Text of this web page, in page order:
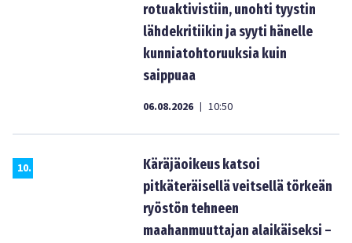
rotuaktivistiin, unohti tyystin
lähdekritiikin ja syyti hänelle
kunniatohtoruuksia kuin
saippuaa
06.08.2026 | 10:50
10.
Käräjäoikeus katsoi
pitkäteräisellä veitsellä törkeän
ryöstön tehneen
maahanmuuttajan alaikäiseksi –